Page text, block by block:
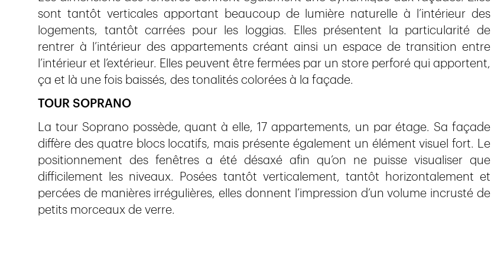
sont tantôt verticales apportant beaucoup de lumière naturelle à l’intérieur des
logements, tantôt carrées pour les loggias. Elles présentent la particularité de
rentrer à l’intérieur des appartements créant ainsi un espace de transition entre
l’intérieur et l’extérieur. Elles peuvent être fermées par un store perforé qui apportent,
ça et là une fois baissés, des tonalités colorées à la façade.
TOUR SOPRANO
La tour Soprano possède, quant à elle, 17 appartements, un par étage. Sa façade
diffère des quatre blocs locatifs, mais présente également un élément visuel fort. Le
positionnement des fenêtres a été désaxé afin qu’on ne puisse visualiser que
difficilement les niveaux. Posées tantôt verticalement, tantôt horizontalement et
percées de manières irrégulières, elles donnent l’impression d’un volume incrusté de
petits morceaux de verre.